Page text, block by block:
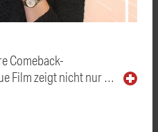
Comeback-
Film zeigt nicht nur …